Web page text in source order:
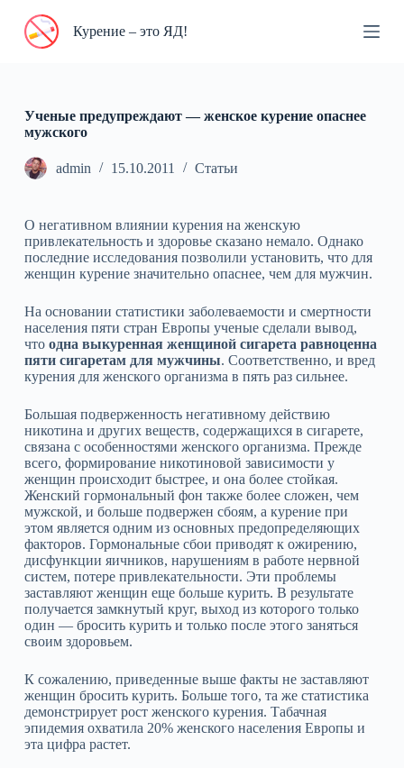
П
и
к
у
Курение – это ЯД!
Ученые предупреждают — женское курение опаснее
мужского
admin 15.10.2011 Статьи
О негативном влиянии курения на женскую
привлекательность и здоровье сказано немало. Однако
последние исследования позволили установить, что для
женщин курение значительно опаснее, чем для мужчин.
На основании статистики заболеваемости и смертности
населения пяти стран Европы ученые сделали вывод,
что одна выкуренная женщиной сигарета равноценна
пяти сигаретам для мужчины. Соответственно, и вред
курения для женского организма в пять раз сильнее.
Большая подверженность негативному действию
никотина и других веществ, содержащихся в сигарете,
связана с особенностями женского организма. Прежде
всего, формирование никотиновой зависимости у
женщин происходит быстрее, и она более стойкая.
Женский гормональный фон также более сложен, чем
мужской, и больше подвержен сбоям, а курение при
этом является одним из основных предопределяющих
факторов. Гормональные сбои приводят к ожирению,
дисфункции яичников, нарушениям в работе нервной
систем, потере привлекательности. Эти проблемы
заставляют женщин еще больше курить. В результате
получается замкнутый круг, выход из которого только
один — бросить курить и только после этого заняться
своим здоровьем.
К сожалению, приведенные выше факты не заставляют
женщин бросить курить. Больше того, та же статистика
демонстрирует рост женского курения. Табачная
эпидемия охватила 20% женского населения Европы и
эта цифра растет.